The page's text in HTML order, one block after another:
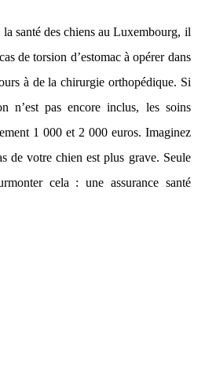
santé des chiens au Luxembourg, il
de torsion d’estomac à opérer dans
à de la chirurgie orthopédique. Si
n’est pas encore inclus, les soins
1 000 et 2 000 euros. Imaginez
de votre chien est plus grave. Seule
cela : une assurance santé